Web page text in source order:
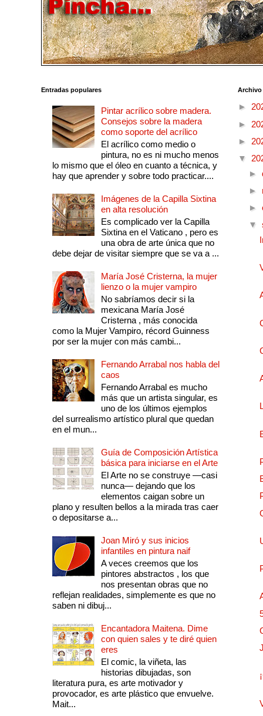
Entradas populares
Pintar acrílico sobre madera.
Consejos sobre la madera
como soporte del acrílico
El acrílico como medio o
pintura, no es ni mucho menos
lo mismo que el óleo en cuanto a técnica, y
hay que aprender y sobre todo practicar....
Imágenes de la Capilla Sixtina
en alta resolución
Es complicado ver la Capilla
Sixtina en el Vaticano , pero es
una obra de arte única que no
debe dejar de visitar siempre que se va a ...
María José Cristerna, la mujer
lienzo o la mujer vampiro
No sabríamos decir si la
mexicana María José
Cristerna , más conocida
como la Mujer Vampiro, récord Guinness
por ser la mujer con más cambi...
Fernando Arrabal nos habla del
caos
Fernando Arrabal es mucho
más que un artista singular, es
uno de los últimos ejemplos
del surrealismo artístico plural que quedan
en el mun...
Guía de Composición Artística
básica para iniciarse en el Arte
El Arte no se construye —casi
nunca— dejando que los
elementos caigan sobre un
plano y resulten bellos a la mirada tras caer
o depositarse a...
Joan Miró y sus inicios
infantiles en pintura naif
A veces creemos que los
pintores abstractos , los que
nos presentan obras que no
reflejan realidades, simplemente es que no
saben ni dibuj...
Encantadora Maitena. Dime
con quien sales y te diré quien
eres
El comic, la viñeta, las
historias dibujadas, son
literatura pura, es arte motivador y
provocador, es arte plástico que envuelve.
Mait...
►
►
►
▼
►
►
►
▼